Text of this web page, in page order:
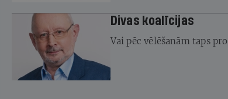
pirms nākamās sapulces
Divas koalīcijas
Vai pēc vēlēšanām taps